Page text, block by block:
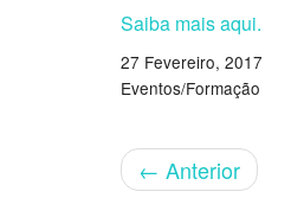
Saiba mais aqui.
27 Fevereiro, 2017
Eventos/Formação
← Anterior